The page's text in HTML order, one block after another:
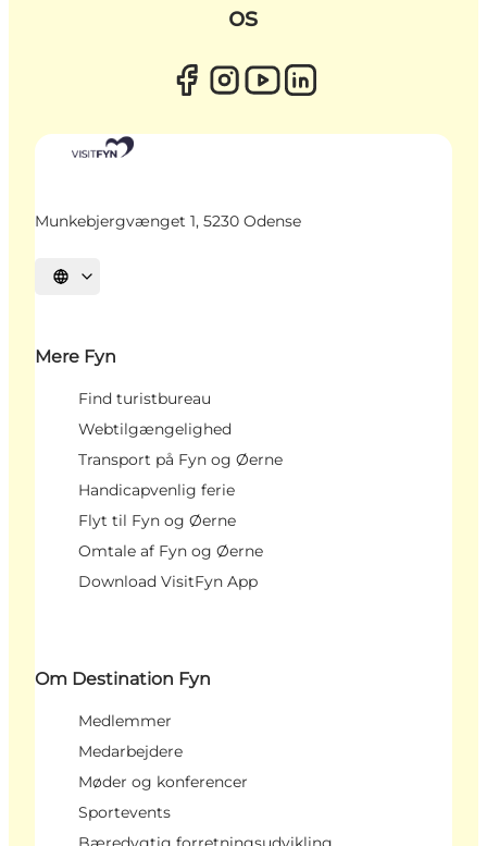
os
Munkebjergvænget 1, 5230 Odense
Vælg sprog
Mere Fyn
Find turistbureau
Webtilgængelighed
Transport på Fyn og Øerne
Handicapvenlig ferie
Flyt til Fyn og Øerne
Omtale af Fyn og Øerne
Download VisitFyn App
Om Destination Fyn
Medlemmer
Medarbejdere
Møder og konferencer
Sportevents